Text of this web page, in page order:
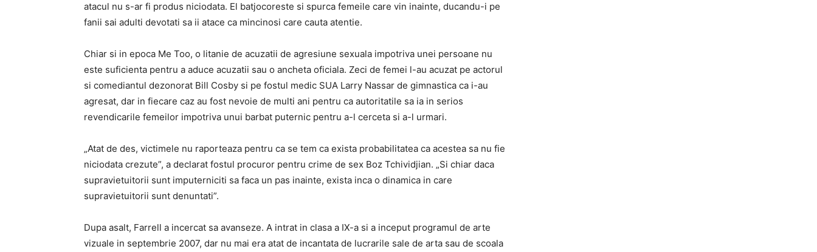
atacul nu s-ar fi produs niciodata. El batjocoreste si spurca femeile care vin inainte, ducandu-i pe
fanii sai adulti devotati sa ii atace ca mincinosi care cauta atentie.
Chiar si in epoca Me Too, o litanie de acuzatii de agresiune sexuala impotriva unei persoane nu
este suficienta pentru a aduce acuzatii sau o ancheta oficiala. Zeci de femei l-au acuzat pe actorul
si comediantul dezonorat Bill Cosby si pe fostul medic SUA Larry Nassar de gimnastica ca i-au
agresat, dar in fiecare caz au fost nevoie de multi ani pentru ca autoritatile sa ia in serios
revendicarile femeilor impotriva unui barbat puternic pentru a-l cerceta si a-l urmari.
„Atat de des, victimele nu raporteaza pentru ca se tem ca exista probabilitatea ca acestea sa nu fie
niciodata crezute”, a declarat fostul procuror pentru crime de sex Boz Tchividjian. „Si chiar daca
supravietuitorii sunt imputerniciti sa faca un pas inainte, exista inca o dinamica in care
supravietuitorii sunt denuntati”.
Dupa asalt, Farrell a incercat sa avanseze. A intrat in clasa a IX-a si a inceput programul de arte
vizuale in septembrie 2007, dar nu mai era atat de incantata de lucrarile sale de arta sau de scoala